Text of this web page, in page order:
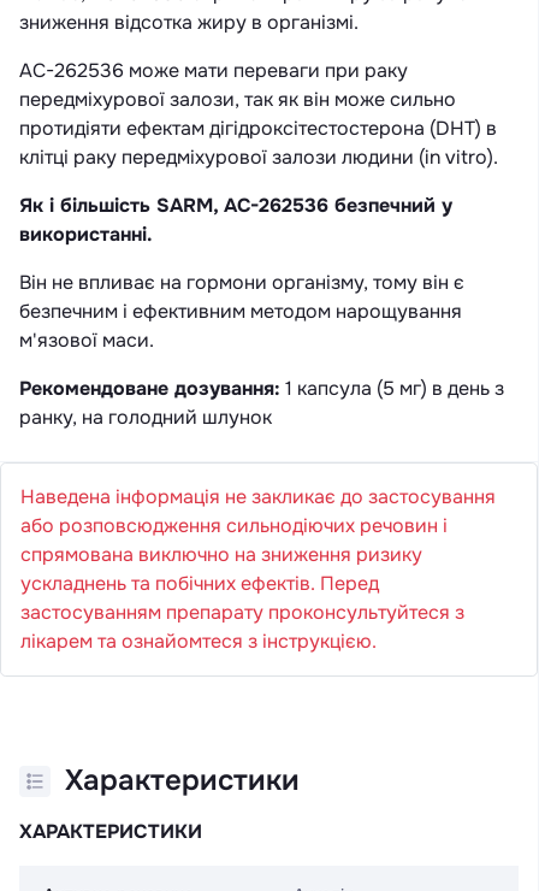
зниження відсотка жиру в організмі.
AC-262536 може мати переваги при раку
передміхурової залози, так як він може сильно
протидіяти ефектам дігідроксітестостерона (DHT) в
клітці раку передміхурової залози людини (in vitro).
Як і більшість SARM, AC-262536 безпечний у
використанні.
Він не впливає на гормони організму, тому він є
безпечним і ефективним методом нарощування
м'язової маси.
Рекомендоване дозування: 1 капсула (5 мг) в день з
ранку, на голодний шлунок
Наведена інформація не закликає до застосування
або розповсюдження сильнодіючих речовин і
спрямована виключно на зниження ризику
ускладнень та побічних ефектів. Перед
застосуванням препарату проконсультуйтеся з
лікарем та ознайомтеся з інструкцією.
Характеристики
ХАРАКТЕРИСТИКИ